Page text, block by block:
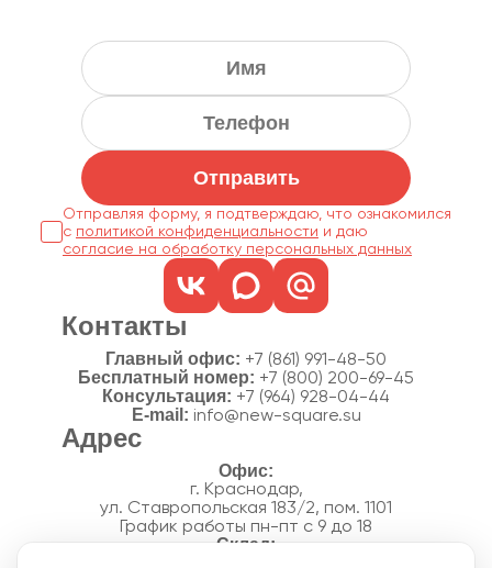
Отправить
Отправляя форму, я подтверждаю, что ознакомился
с политикой конфиденциальности
согласие на обработку персональных данных
Контакты
Главный офис: +7 (861) 991-48-50
Бесплатный номер: +7 (800) 200-69-45
Консультация: +7 (964) 928-04-44
E-mail: info@new-square.su
Адрес
г. Краснодар,
ул. Ставропольская 183/2, пом. 1101
График работы пн-пт с 9 до 18